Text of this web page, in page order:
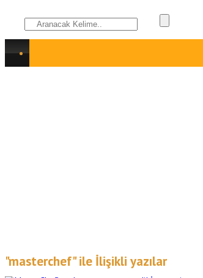
"masterchef" ile İlişikli yazılar